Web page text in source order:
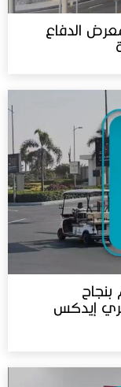
الدفاع
بنجاح
إيدكس